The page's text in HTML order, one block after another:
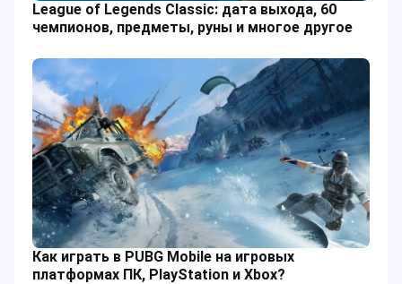
League of Legends Classic: дата выхода, 60
чемпионов, предметы, руны и многое другое
Как играть в PUBG Mobile на игровых
платформах ПК, PlayStation и Xbox?